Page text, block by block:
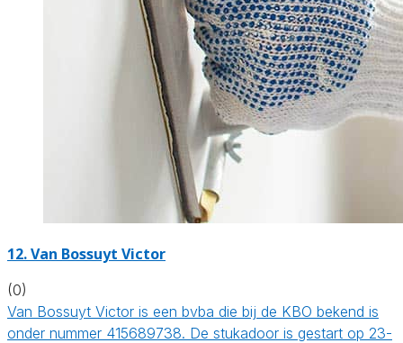
12. Van Bossuyt Victor
(0)
Van Bossuyt Victor is een bvba die bij de KBO bekend is
onder nummer 415689738. De stukadoor is gestart op 23-